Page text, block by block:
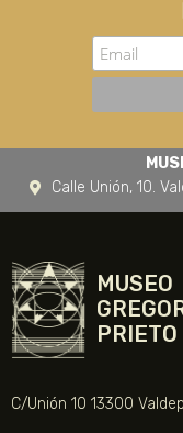
TIENDA
Calle Unión, 10.
MUSEO
PRIETO
C/Unión 10 13300